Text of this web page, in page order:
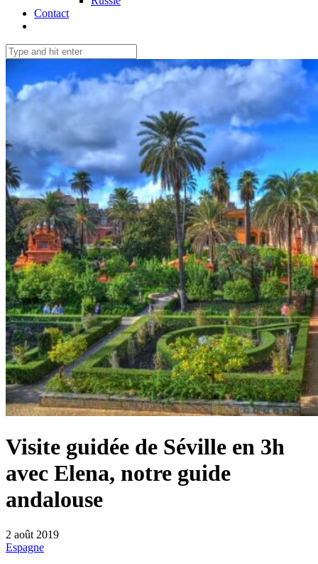
Contact
Visite guidée de Séville en 3h
avec Elena, notre guide
andalouse
2 août 2019
Espagne